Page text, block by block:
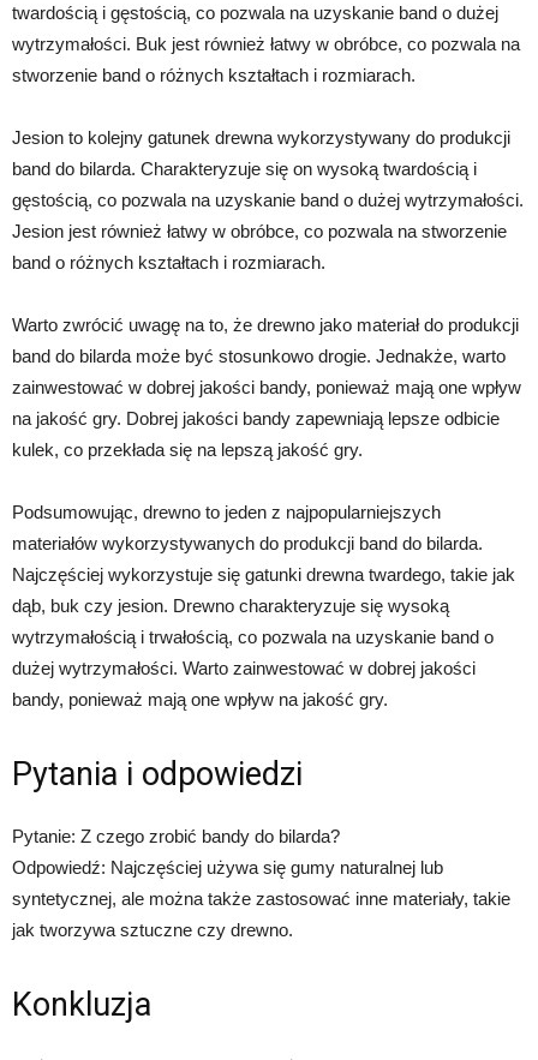
twardością i gęstością, co pozwala na uzyskanie band o dużej
wytrzymałości. Buk jest również łatwy w obróbce, co pozwala na
stworzenie band o różnych kształtach i rozmiarach.
Jesion to kolejny gatunek drewna wykorzystywany do produkcji
band do bilarda. Charakteryzuje się on wysoką twardością i
gęstością, co pozwala na uzyskanie band o dużej wytrzymałości.
Jesion jest również łatwy w obróbce, co pozwala na stworzenie
band o różnych kształtach i rozmiarach.
Warto zwrócić uwagę na to, że drewno jako materiał do produkcji
band do bilarda może być stosunkowo drogie. Jednakże, warto
zainwestować w dobrej jakości bandy, ponieważ mają one wpływ
na jakość gry. Dobrej jakości bandy zapewniają lepsze odbicie
kulek, co przekłada się na lepszą jakość gry.
Podsumowując, drewno to jeden z najpopularniejszych
materiałów wykorzystywanych do produkcji band do bilarda.
Najczęściej wykorzystuje się gatunki drewna twardego, takie jak
dąb, buk czy jesion. Drewno charakteryzuje się wysoką
wytrzymałością i trwałością, co pozwala na uzyskanie band o
dużej wytrzymałości. Warto zainwestować w dobrej jakości
bandy, ponieważ mają one wpływ na jakość gry.
Pytania i odpowiedzi
Pytanie: Z czego zrobić bandy do bilarda?
Odpowiedź: Najczęściej używa się gumy naturalnej lub
syntetycznej, ale można także zastosować inne materiały, takie
jak tworzywa sztuczne czy drewno.
Konkluzja